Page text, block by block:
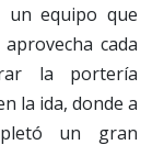
un equipo que
cada
la portería
la ida, donde a
un gran